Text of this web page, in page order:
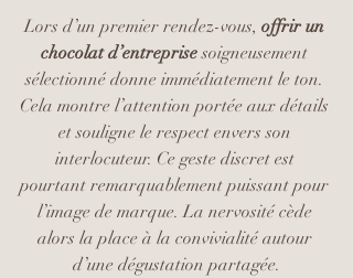
Lors d’un premier rendez-vous, offrir un
chocolat d’entreprise soigneusement
sélectionné donne immédiatement le ton.
Cela montre l’attention portée aux détails
et souligne le respect envers son
interlocuteur. Ce geste discret est
pourtant remarquablement puissant pour
l’image de marque. La nervosité cède
alors la place à la convivialité autour
d’une dégustation partagée.